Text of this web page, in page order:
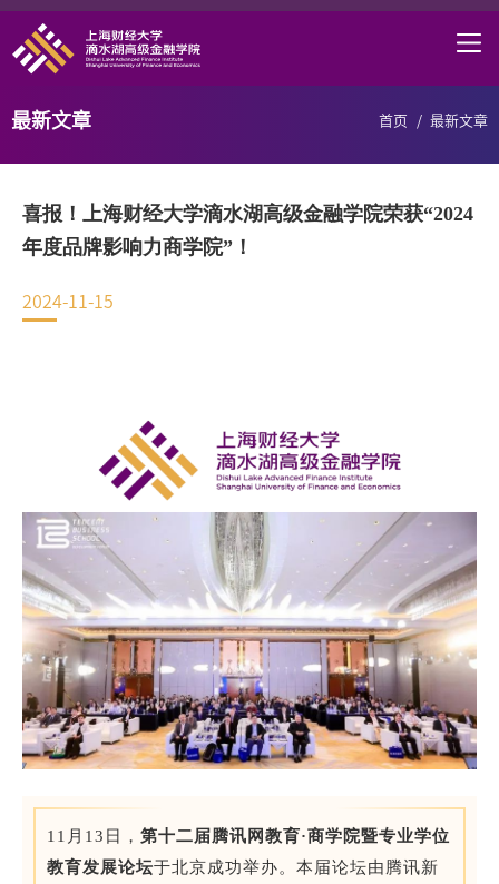
首页
学术研究
院长邮箱
EN
地址：上海市浦东新区海基六路99号创新魔坊三期2号楼
邮编：201306
总机：021-38221153
邮箱：dafi@sufe.edu.cn
首页 / 最新文章
最新文章
喜报！上海财经大学滴水湖高级金融学院荣获“2024
年度品牌影响力商学院”！
2024-11-15
11月13日， 第十二届腾讯网教育·商学院暨专业学位
教育发展论坛于北京成功举办。本届论坛由腾讯新